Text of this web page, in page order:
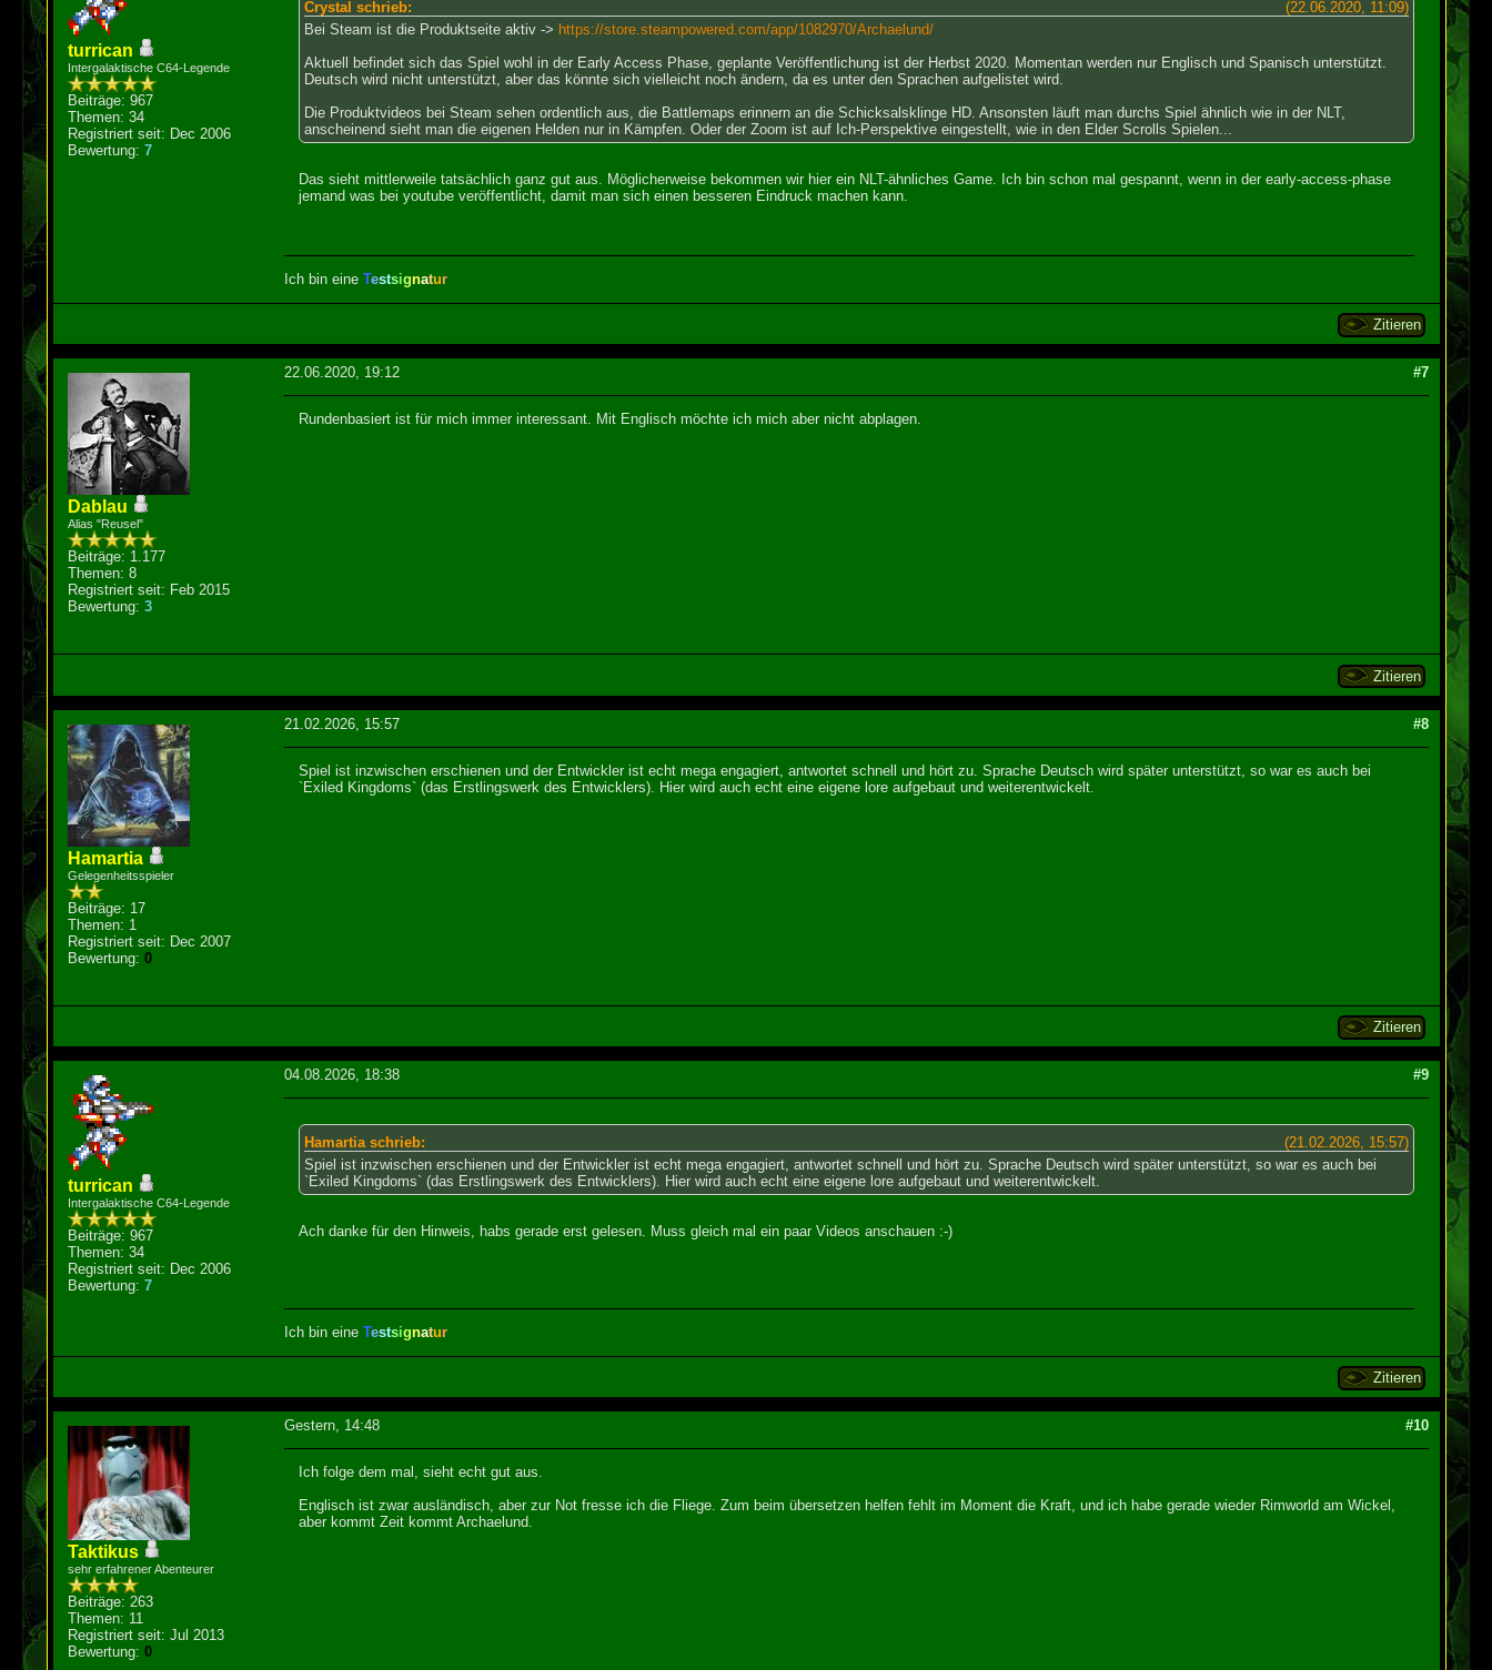
turrican
Intergalaktische C64-Legende
Beiträge: 967
Themen: 34
Registriert seit: Dec 2006
Bewertung: 7
(22.06.2020, 11:09)
Crystal schrieb:
Bei Steam ist die Produktseite aktiv -> https://store.steampowered.com/app/1082970/Archaelund/
Aktuell befindet sich das Spiel wohl in der Early Access Phase, geplante Veröffentlichung ist der Herbst 2020. Momentan werden nur Englisch und Spanisch unterstützt.
Deutsch wird nicht unterstützt, aber das könnte sich vielleicht noch ändern, da es unter den Sprachen aufgelistet wird.
Die Produktvideos bei Steam sehen ordentlich aus, die Battlemaps erinnern an die Schicksalsklinge HD. Ansonsten läuft man durchs Spiel ähnlich wie in der NLT,
anscheinend sieht man die eigenen Helden nur in Kämpfen. Oder der Zoom ist auf Ich-Perspektive eingestellt, wie in den Elder Scrolls Spielen...
Das sieht mittlerweile tatsächlich ganz gut aus. Möglicherweise bekommen wir hier ein NLT-ähnliches Game. Ich bin schon mal gespannt, wenn in der early-access-phase
jemand was bei youtube veröffentlicht, damit man sich einen besseren Eindruck machen kann.
Ich bin eine Testsignatur
Zitieren
Dablau
Alias "Reusel"
Beiträge: 1.177
Themen: 8
Registriert seit: Feb 2015
Bewertung: 3
#7
22.06.2020, 19:12
Rundenbasiert ist für mich immer interessant. Mit Englisch möchte ich mich aber nicht abplagen.
Zitieren
Hamartia
Gelegenheitsspieler
Beiträge: 17
Themen: 1
Registriert seit: Dec 2007
Bewertung: 0
#8
21.02.2026, 15:57
Spiel ist inzwischen erschienen und der Entwickler ist echt mega engagiert, antwortet schnell und hört zu. Sprache Deutsch wird später unterstützt, so war es auch bei
`Exiled Kingdoms` (das Erstlingswerk des Entwicklers). Hier wird auch echt eine eigene lore aufgebaut und weiterentwickelt.
Zitieren
turrican
Intergalaktische C64-Legende
Beiträge: 967
Themen: 34
Registriert seit: Dec 2006
Bewertung: 7
#9
04.08.2026, 18:38
(21.02.2026, 15:57)
Hamartia schrieb:
Spiel ist inzwischen erschienen und der Entwickler ist echt mega engagiert, antwortet schnell und hört zu. Sprache Deutsch wird später unterstützt, so war es auch bei
`Exiled Kingdoms` (das Erstlingswerk des Entwicklers). Hier wird auch echt eine eigene lore aufgebaut und weiterentwickelt.
Ach danke für den Hinweis, habs gerade erst gelesen. Muss gleich mal ein paar Videos anschauen :-)
Ich bin eine Testsignatur
Zitieren
Taktikus
sehr erfahrener Abenteurer
Beiträge: 263
Themen: 11
Registriert seit: Jul 2013
Bewertung: 0
#10
Gestern, 14:48
Ich folge dem mal, sieht echt gut aus.
Englisch ist zwar ausländisch, aber zur Not fresse ich die Fliege. Zum beim übersetzen helfen fehlt im Moment die Kraft, und ich habe gerade wieder Rimworld am Wickel,
aber kommt Zeit kommt Archaelund.